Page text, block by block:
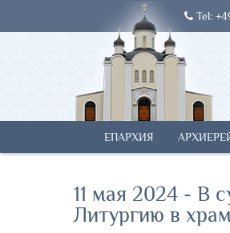
Tel:
ЕПАРХИЯ
11 мая 2024 - В
Литургию в